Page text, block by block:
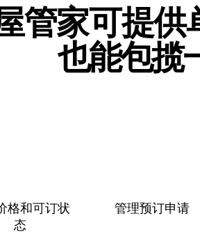
管家可提供
也⁠能⁠包⁠揽⁠
格和可订状
态
管理预订申请